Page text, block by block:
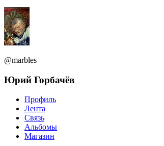
@marbles
Юрий Горбачёв
Профиль
Лента
Связь
Альбомы
Магазин